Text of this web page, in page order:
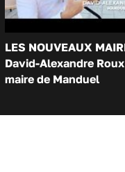
LES NOUVEAUX
David-Alexandre
maire de Manduel